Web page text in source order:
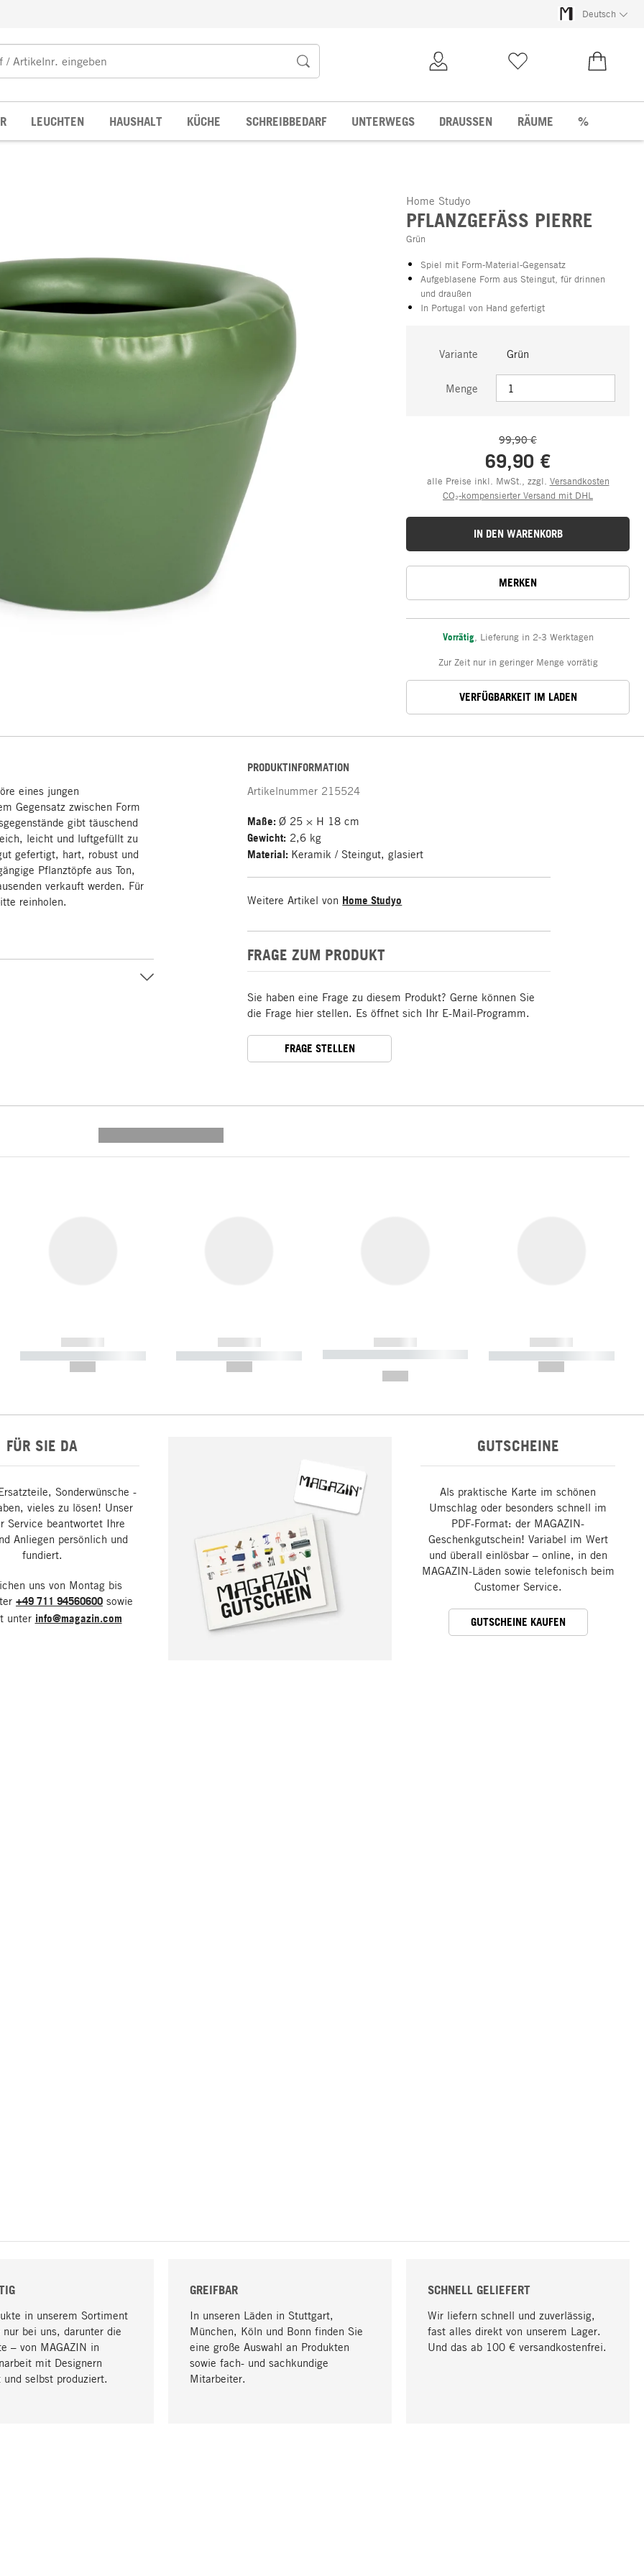
Deutsch
LEUCHTEN HAUSHALT KÜCHE SCHREIBBEDARF UNTERWEGS DRAUSSEN RÄUME %
Home Studyo
PFLANZGEFÄSS PIERRE
Grün
Spiel mit Form-Material-Gegensatz
Aufgeblasene Form aus Steingut, für drinnen
und draußen
In Portugal von Hand gefertigt
Variante Grün
Menge
99,90 €
69,90 €
alle Preise inkl. MwSt., zzgl. Versandkosten
CO₂-kompensierter Versand mit DHL
IN DEN WARENKORB
MERKEN
Vorrätig, Lieferung in 2-3 Werktagen
Zur Zeit nur in geringer Menge vorrätig
VERFÜGBARKEIT IM LADEN
eines jungen
Gegensatz zwischen Form
gibt täuschend
leicht und luftgefüllt zu
gefertigt, hart, robust und
Pflanztöpfe aus Ton,
verkauft werden. Für
reinholen.
PRODUKTINFORMATION
Artikelnummer 215524
Maße:Ø 25 × H 18 cm
Gewicht: 2,6 kg
Material: Keramik / Steingut, glasiert
Weitere Artikel von Home Studyo
FRAGE ZUM PRODUKT
Sie haben eine Frage zu diesem Produkt? Gerne können Sie
die Frage hier stellen. Es öffnet sich Ihr E-Mail-Programm.
FRAGE STELLEN
------------
----------- ----------- -----------
------------
----------- ----------- -----------
------------
----------- ----------- ----------- ----
------------
----------- ----------- -----------
FÜR SIE DA
Sonderwünsche -
vieles zu lösen! Unser
Service beantwortet Ihre
Anliegen persönlich und
fundiert.
uns von Montag bis
+49 711 94560600 sowie
unter info@magazin.com
GUTSCHEINE
Als praktische Karte im schönen
Umschlag oder besonders schnell im
PDF-Format: der MAGAZIN-
Geschenkgutschein! Variabel im Wert
und überall einlösbar – online, in den
MAGAZIN-Läden sowie telefonisch beim
Customer Service.
GUTSCHEINE KAUFEN
in unserem Sortiment
bei uns, darunter die
– von MAGAZIN in
mit Designern
selbst produziert.
GREIFBAR
In unseren Läden in Stuttgart,
München, Köln und Bonn finden Sie
eine große Auswahl an Produkten
sowie fach- und sachkundige
Mitarbeiter.
SCHNELL GELIEFERT
Wir liefern schnell und zuverlässig,
fast alles direkt von unserem Lager.
Und das ab 100 € versandkostenfrei.